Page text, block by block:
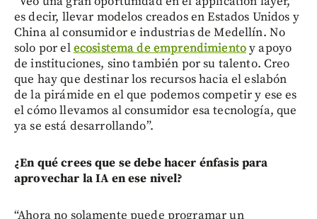
es decir, llevar modelos creados en Estados Unidos y
China al consumidor e industrias de Medellín. No
solo por elecosistema de emprendimientoy apoyo
de instituciones, sino también por su talento. Creo
que hay que destinar los recursos hacia el eslabón
de la pirámide en el que podemos competir y ese es
el cómo llevamos al consumidor esa tecnología, que
ya se está desarrollando”.
¿En qué crees que se debe hacer énfasis para
aprovechar la IA en ese nivel?
“Ahora no solamente puede programar un